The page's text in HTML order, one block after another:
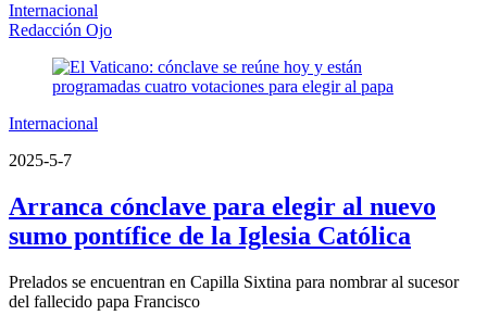
Internacional
Redacción Ojo
Internacional
2025-5-7
Arranca cónclave para elegir al nuevo
sumo pontífice de la Iglesia Católica
Prelados se encuentran en Capilla Sixtina para nombrar al sucesor
del fallecido papa Francisco